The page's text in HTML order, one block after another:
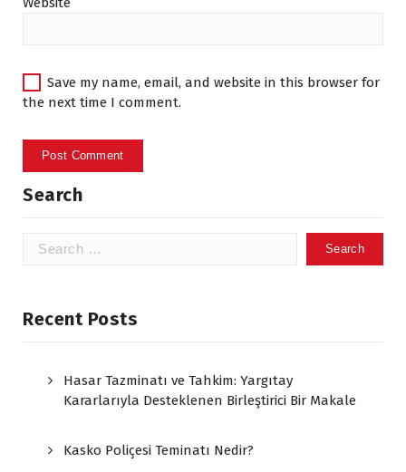
Save my name, email, and website in this browser for
the next time I comment.
Search
Search
Recent Posts
Hasar Tazminatı ve Tahkim: Yargıtay
Kararlarıyla Desteklenen Birleştirici Bir Makale
Kasko Poliçesi Teminatı Nedir?